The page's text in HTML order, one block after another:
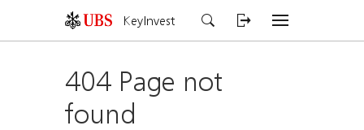
KeyInvest
404 Page not
found